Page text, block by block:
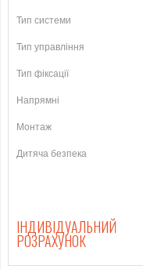
Тип системи
Тип управління
Тип фіксації
Напрямні
Монтаж
Дитяча безпека
ІНДИВІДУАЛЬНИЙ
РОЗРАХУНОК